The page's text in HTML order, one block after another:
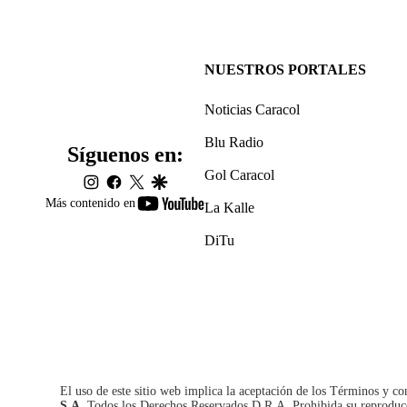
Más contenido en
youtube-
Síguenos en:
instagram
facebook
twittergoogle
NUESTROS PORTALES
Noticias Caracol
Blu Radio
Gol Caracol
La Kalle
DiTu
El uso de este sitio web implica la aceptación de los Términos y